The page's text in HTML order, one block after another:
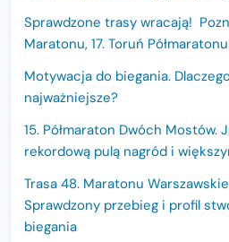
Sprawdzone trasy wracają!
Maratonu, 17. Toruń
Motywacja do biegania.
najważniejsze?
15. Półmaraton Dwóch Mostów.
rekordową pulą nagród i
Trasa 48. Maratonu
Sprawdzony przebieg i profil
biegania